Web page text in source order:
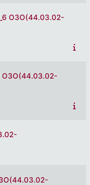
ОЗО(44.03.02-
ОЗО(44.03.02-